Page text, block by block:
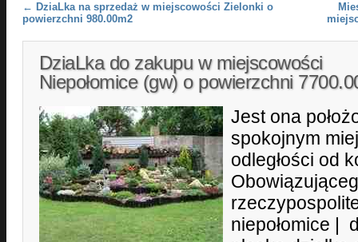
Post navigation
← DziaLka na sprzedaż w miejscowości Zielonki o
powierzchni 980.00m2
DziaLka do zakupu w miejscowości
Niepołomice (gw) o powierzchni
Jest ona
spokojnym
odległości od
niepołomice |